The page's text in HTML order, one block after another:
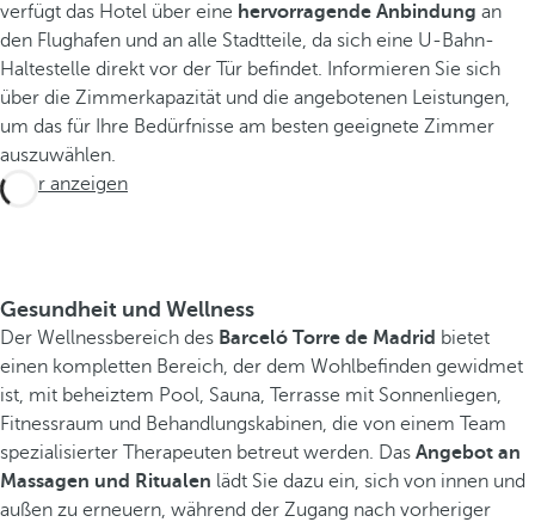
verfügt das Hotel über eine hervorragende Anbindung an
den Flughafen und an alle Stadtteile, da sich eine U-Bahn-
Haltestelle direkt vor der Tür befindet. Informieren Sie sich
über die Zimmerkapazität und die angebotenen Leistungen,
um das für Ihre Bedürfnisse am besten geeignete Zimmer
auszuwählen.
Mehr anzeigen
Gesundheit und Wellness
Der Wellnessbereich des Barceló Torre de Madrid bietet
einen kompletten Bereich, der dem Wohlbefinden gewidmet
ist, mit beheiztem Pool, Sauna, Terrasse mit Sonnenliegen,
Fitnessraum und Behandlungskabinen, die von einem Team
spezialisierter Therapeuten betreut werden. Das Angebot an
Massagen und Ritualen lädt Sie dazu ein, sich von innen und
außen zu erneuern, während der Zugang nach vorheriger